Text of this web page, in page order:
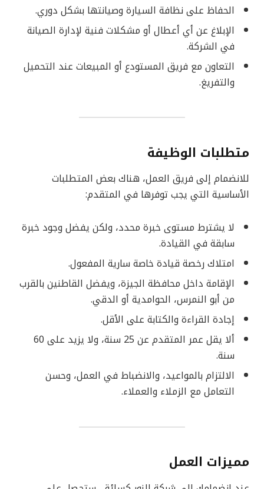
الحفاظ على نظافة السيارة وصيانتها بشكل دوري.
الإبلاغ عن أي أعطال أو مشكلات فنية لإدارة الصيانة
في الشركة.
التعاون مع فريق المستودع أو المبيعات عند التحميل
والتفريغ.
متطلبات الوظيفة
للانضمام إلى فريق العمل، هناك بعض المتطلبات
الأساسية التي يجب توفرها في المتقدم:
لا يشترط مستوى خبرة محدد، ولكن يفضل وجود خبرة
سابقة في القيادة.
امتلاك رخصة قيادة خاصة سارية المفعول.
الإقامة داخل محافظة الجيزة، ويفضل القاطنين بالقرب
من أبو النمرس، الحوامدية أو الدقي.
إجادة القراءة والكتابة على الأقل.
ألا يقل عمر المتقدم عن 25 سنة، ولا يزيد على 60
سنة.
الالتزام بالمواعيد، والانضباط في العمل، وحسن
التعامل مع الزملاء والعملاء.
مميزات العمل